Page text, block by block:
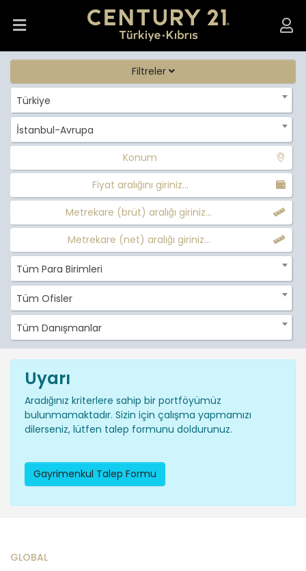
Filtreler
Türkiye
İstanbul-Avrupa
Konum
Fiyat aralığını giriniz...
Metrekare (brüt) aralığı giriniz...
Metrekare (net) aralığı giriniz...
Tüm Para Birimleri
Tüm Ofisler
Tüm Danışmanlar
Uyarı
Aradığınız kriterlere sahip bir portföyümüz
bulunmamaktadır. Sizin için çalışma yapmamızı
dilerseniz, lütfen talep formunu doldurunuz.
Gayrimenkul Talep Formu
GLOBAL